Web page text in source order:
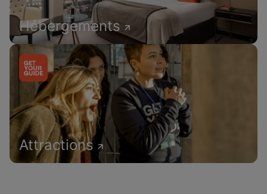
Hébergements
Attractions